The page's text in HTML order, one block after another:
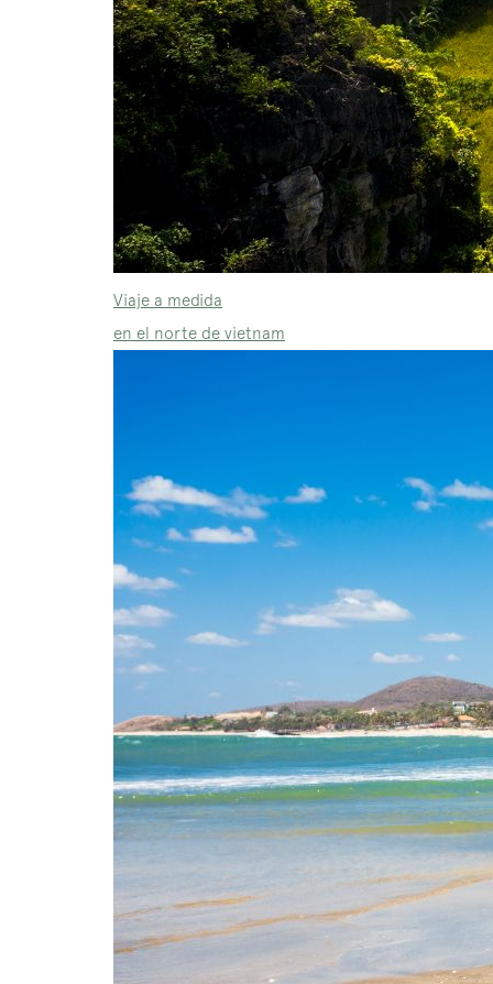
Viaje a medida
en el norte de vietnam